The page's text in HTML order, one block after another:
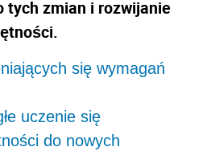
tych zmian i rozwijanie
się wymagań
uczenie się
do nowych